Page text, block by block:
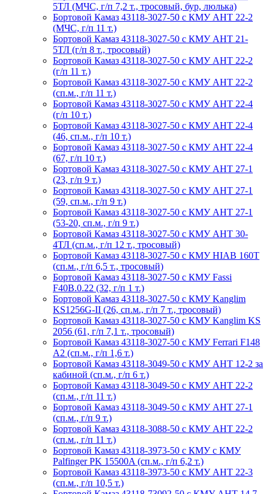
5ТЛ (МЧС, г/п 7,2 т., тросовый, бур, люлька)
Бортовой Камаз 43118-3027-50 с КМУ АНТ 22-2
(МЧС, г/п 11 т.)
Бортовой Камаз 43118-3027-50 с КМУ АНТ 21-
5ТЛ (г/п 8 т., тросовый)
Бортовой Камаз 43118-3027-50 с КМУ АНТ 22-2
(г/п 11 т.)
Бортовой Камаз 43118-3027-50 с КМУ АНТ 22-2
(сп.м., г/п 11 т.)
Бортовой Камаз 43118-3027-50 с КМУ АНТ 22-4
(г/п 10 т.)
Бортовой Камаз 43118-3027-50 с КМУ АНТ 22-4
(46, сп.м., г/п 10 т.)
Бортовой Камаз 43118-3027-50 с КМУ АНТ 22-4
(67, г/п 10 т.)
Бортовой Камаз 43118-3027-50 с КМУ АНТ 27-1
(23, г/п 9 т.)
Бортовой Камаз 43118-3027-50 с КМУ АНТ 27-1
(59, сп.м., г/п 9 т.)
Бортовой Камаз 43118-3027-50 с КМУ АНТ 27-1
(53-20, сп.м., г/п 9 т.)
Бортовой Камаз 43118-3027-50 с КМУ АНТ 30-
4ТЛ (сп.м., г/п 12 т., тросовый)
Бортовой Камаз 43118-3027-50 с КМУ HIAB 160T
(сп.м., г/п 6,5 т., тросовый)
Бортовой Камаз 43118-3027-50 с КМУ Fassi
F40B.0.22 (32, г/п 1 т.)
Бортовой Камаз 43118-3027-50 с КМУ Kanglim
KS1256G-II (26, сп.м., г/п 7 т., тросовый)
Бортовой Камаз 43118-3027-50 с КМУ Kanglim KS
2056 (61, г/п 7,1 т., тросовый)
Бортовой Камаз 43118-3027-50 с КМУ Ferrari F148
A2 (сп.м., г/п 1,6 т.)
Бортовой Камаз 43118-3049-50 с КМУ АНТ 12-2 за
кабиной (сп.м., г/п 6 т.)
Бортовой Камаз 43118-3049-50 с КМУ АНТ 22-2
(сп.м., г/п 11 т.)
Бортовой Камаз 43118-3049-50 с КМУ АНТ 27-1
(сп.м., г/п 9 т.)
Бортовой Камаз 43118-3088-50 с КМУ АНТ 22-2
(сп.м., г/п 11 т.)
Бортовой Камаз 43118-3973-50 с КМУ с КМУ
Palfinger PK 15500A (сп.м., г/п 6,2 т.)
Бортовой Камаз 43118-3973-50 с КМУ АНТ 22-3
(сп.м., г/п 10,5 т.)